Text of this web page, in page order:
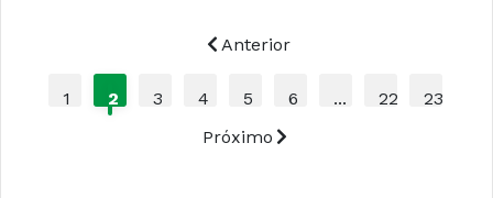
Anterior
1 2 3 4 5 6 ... 22
23
Próximo